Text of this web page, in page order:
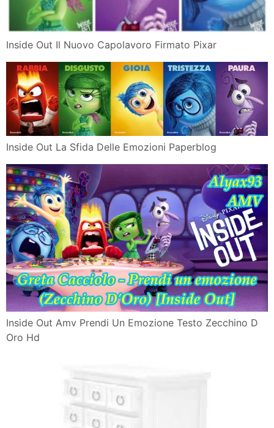
Inside Out Il Nuovo Capolavoro Firmato Pixar
Inside Out La Sfida Delle Emozioni Paperblog
Inside Out Amv Prendi Un Emozione Testo Zecchino D
Oro Hd